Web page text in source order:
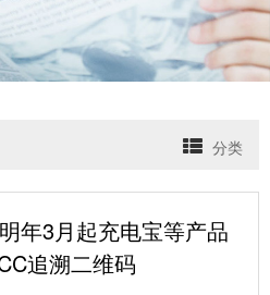
分类
年3月起充电宝等产品
追溯二维码